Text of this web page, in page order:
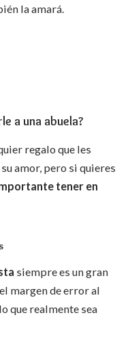
la amará.
a una abuela?
regalo que les
amor, pero si quieres
tener en
siempre es un gran
margen de error al
que realmente sea